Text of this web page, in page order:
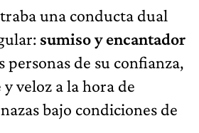
una conducta dual
sumiso y encantador
personas de su confianza,
veloz a la hora de
bajo condiciones de